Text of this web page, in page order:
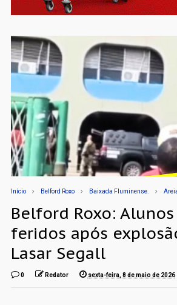
Início Belford Roxo Baixada Fluminense.
Belford Roxo:
feridos após
Lasar Segall
0 Redator sexta-feira, 8 de maio de 2026